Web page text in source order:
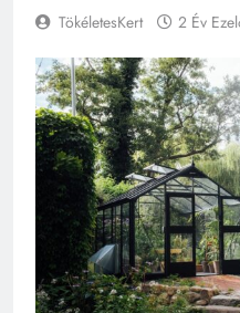
TökéletesKert 2 Év